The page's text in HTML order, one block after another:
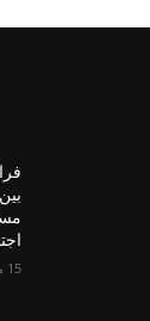
15 مرداد 1405